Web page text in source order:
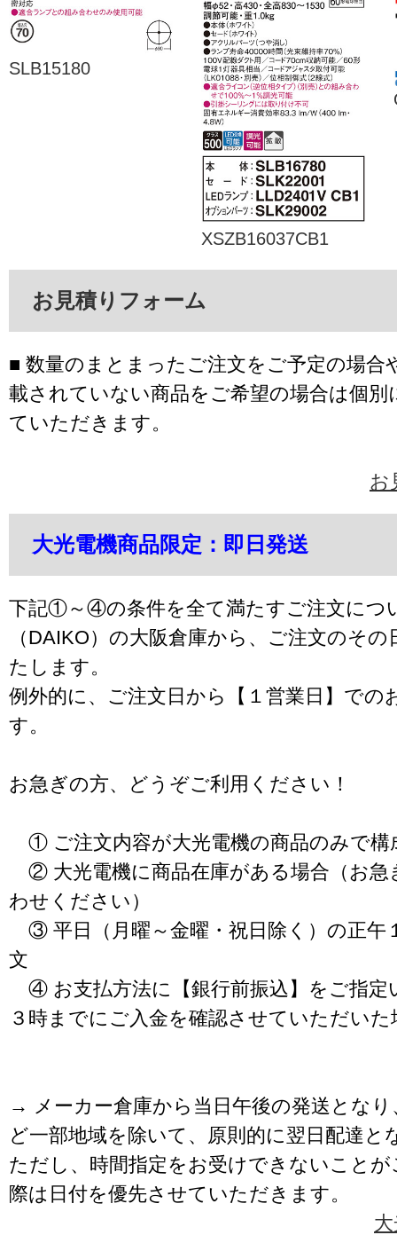
SLB15180
XSZB16037CB1
お見積りフォーム
■ 数量のまとまったご注文をご予定の場合
載されていない商品をご希望の場合は個別
ていただきます。
お
大光電機商品限定：即日発送
下記①～④の条件を全て満たすご注文につ
（DAIKO）の大阪倉庫から、ご注文のそ
たします。
例外的に、ご注文日から【１営業日】での
す。
お急ぎの方、どうぞご利用ください！
① ご注文内容が大光電機の商品のみで構
② 大光電機に商品在庫がある場合（お急
わせください）
③ 平日（月曜～金曜・祝日除く）の正午
文
④ お支払方法に【銀行前振込】をご指定
３時までにご入金を確認させていただいた
→ メーカー倉庫から当日午後の発送となり
ど一部地域を除いて、原則的に翌日配達と
ただし、時間指定をお受けできないこと
際は日付を優先させていただきます。